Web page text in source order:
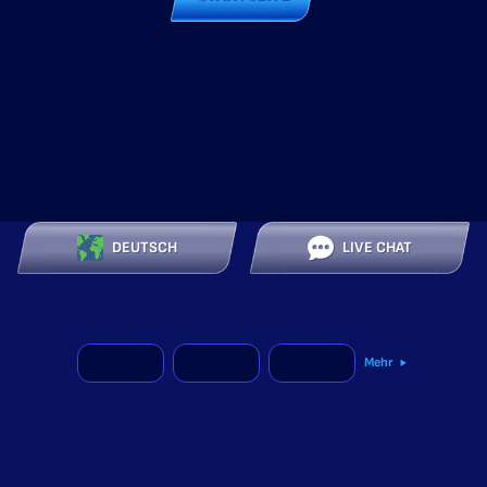
DEUTSCH LIVE CHAT
Mehr